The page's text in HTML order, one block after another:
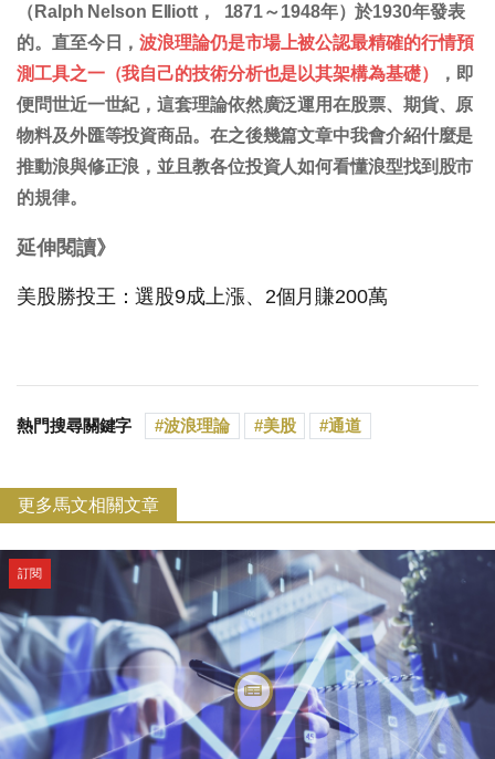
（Ralph Nelson Elliott， 1871～1948年）於1930年發表
的。直至今日，波浪理論仍是市場上被公認最精確的行情預
測工具之一（我自己的技術分析也是以其架構為基礎）
，即
便問世近一世紀，這套理論依然廣泛運用在股票、期貨、原
物料及外匯等投資商品。在之後幾篇文章中我會介紹什麼是
推動浪與修正浪，並且教各位投資人如何看懂浪型找到股市
的規律。
延伸閱讀》
美股勝投王：選股9成上漲、2個月賺200萬
熱門搜尋關鍵字 波浪理論 美股 通道
更多馬文相關文章
訂閱